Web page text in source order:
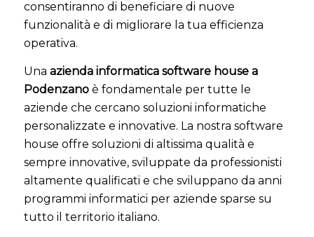
consentiranno di beneficiare di nuove
funzionalità e di migliorare la tua efficienza
operativa.
Una azienda informatica software house a
Podenzanoè fondamentale per tutte le
aziende che cercano soluzioni informatiche
personalizzate e innovative. La nostra software
house offre soluzioni di altissima qualità e
sempre innovative, sviluppate da professionisti
altamente qualificati e che sviluppano da anni
programmi informatici per aziende sparse su
tutto il territorio italiano.